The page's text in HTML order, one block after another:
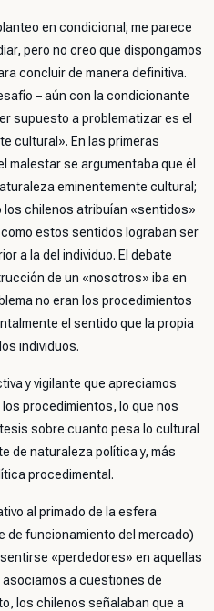
en condicional; me parece
pero no creo que dispongamos
concluir de manera definitiva.
– aún con la condicionante
supuesto a problematizar es el
cultural». En las primeras
malestar se argumentaba que él
eminentemente cultural;
los chilenos atribuían «sentidos»
estos sentidos lograban ser
a la del individuo. El debate
de un «nosotros» iba en
no eran los procedimientos
el sentido que la propia
individuos.
y vigilante que apreciamos
procedimientos, lo que nos
sobre cuanto pesa lo cultural
de naturaleza política y, más
procedimental.
al primado de la esfera
de funcionamiento del mercado)
«perdedores» en aquellas
a cuestiones de
los chilenos señalaban que a